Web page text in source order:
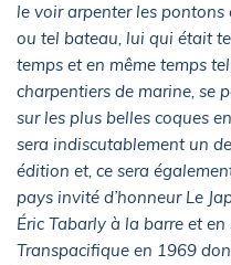
le voir arpenter les
ou tel bateau, lui qui était
temps et en même temps
charpentiers de marine, se
sur les plus belles coques
sera indiscutablement un
édition et, ce sera
pays invité d’honneur Le
Éric Tabarly à la barre et
Transpacifique en 1969